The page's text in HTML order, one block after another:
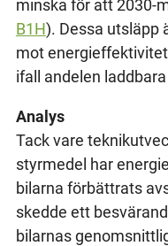
minska för att 2030-
B1H). Dessa utsläpp
mot
ifall andelen
Analys
Tack vare
styrmedel har
bilarna förbättrats
skedde ett
bilarnas